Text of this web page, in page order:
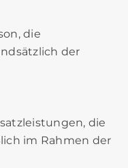
die
der
die
im Rahmen der